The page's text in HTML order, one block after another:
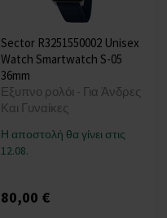
Sector R3251550002 Unisex
Watch Smartwatch S-05
36mm
Εξυπνο ρολόι - Για Άνδρες
Και Γυναίκες
Η αποστολή θα γίνει στις
12.08.
80,00 €